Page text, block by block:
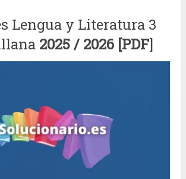
Lengua y Literatura 3
2025 / 2026 [PDF]